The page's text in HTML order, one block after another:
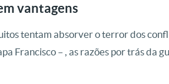
vantagens
tentam absorver o terror dos
Francisco – , as razões por trás da